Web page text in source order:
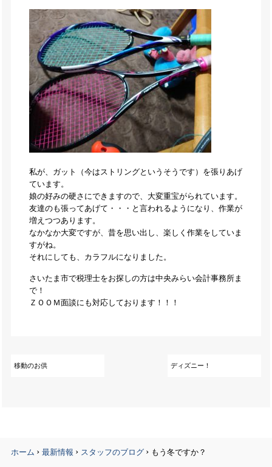
私が、ガット（今はストリングというそうです）を張りあげ
ています。
娘の好みの硬さにできますので、大変重宝がられています。
友達のも張ってあげて・・・と言われるようになり、作業が
増えつつあります。
なかなか大変ですが、昔を思い出し、楽しく作業をしていま
すがね。
それにしても、カラフルになりました。
さいたま市で税理士をお探しの方は中央みらい会計事務所ま
で！
ＺＯＯＭ面談にも対応しております！！！
移動のお供 ディズニー！
ホーム › 最新情報 › スタッフのブログ › もう冬ですか？